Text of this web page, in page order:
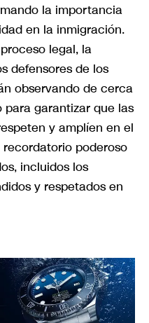
la importancia
en la inmigración.
legal, la
defensores de los
observando de cerca
para garantizar que las
y amplíen en el
poderoso
incluidos los
y respetados en